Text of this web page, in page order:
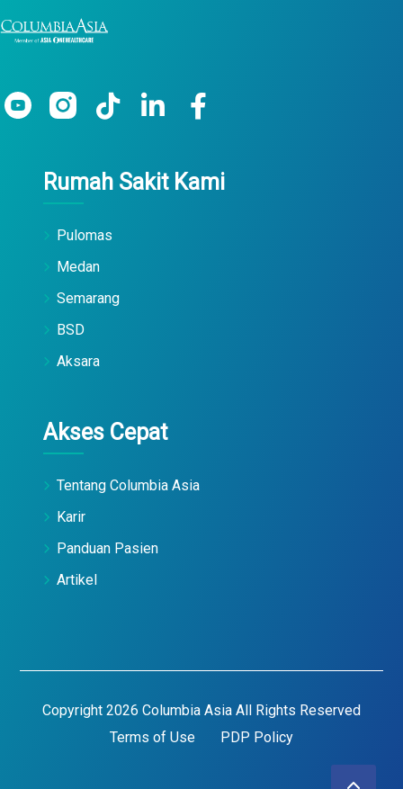
Rumah Sakit Kami
Pulomas
Medan
Semarang
BSD
Aksara
Akses Cepat
Tentang Columbia Asia
Karir
Panduan Pasien
Artikel
Copyright 2026 Columbia Asia All Rights Reserved
Terms of Use
PDP Policy